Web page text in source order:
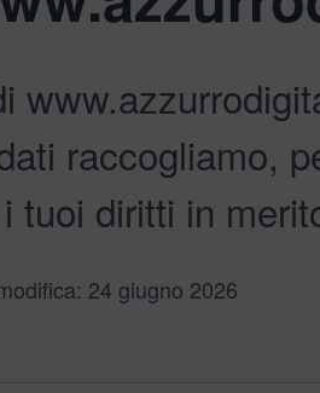
raccogliamo,
tuoi diritti in
24 giugno 2026